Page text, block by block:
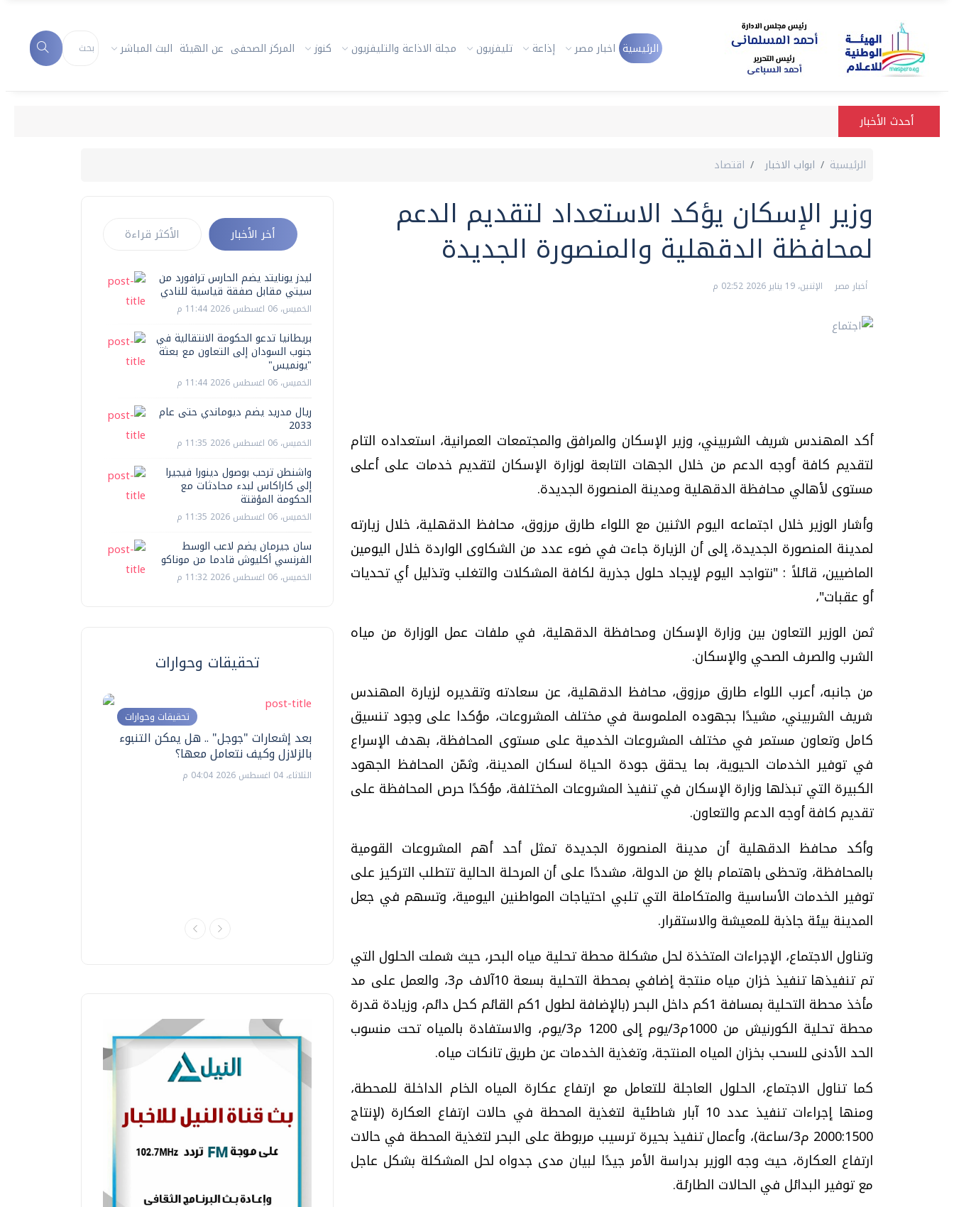
الرئيسية اخبار مصر إذاعة تليفزيون مجلة الاذاعة والتليفزيون كنوز المركز الصحفى عن الهيئة البث المباشر
أحدث الأخبار
الرئيسية ابواب الاخبار اقتصاد
وزير الإسكان يؤكد الاستعداد لتقديم الدعم
لمحافظة الدقهلية والمنصورة الجديدة
أخبار مصر الإثنين، 19 يناير 2026 02:52 م
أكد المهندس شريف الشربيني، وزير الإسكان والمرافق والمجتمعات العمرانية، استعداده التام
لتقديم كافة أوجه الدعم من خلال الجهات التابعة لوزارة الإسكان لتقديم خدمات على أعلى
مستوى لأهالي محافظة الدقهلية ومدينة المنصورة الجديدة.
وأشار الوزير خلال اجتماعه اليوم الاثنين مع اللواء طارق مرزوق، محافظ الدقهلية، خلال زيارته
لمدينة المنصورة الجديدة، إلى أن الزيارة جاءت في ضوء عدد من الشكاوى الواردة خلال اليومين
الماضيين، قائلاً : "نتواجد اليوم لإيجاد حلول جذرية لكافة المشكلات والتغلب وتذليل أي تحديات
أو عقبات"،
ثمن الوزير التعاون بين وزارة الإسكان ومحافظة الدقهلية، في ملفات عمل الوزارة من مياه
الشرب والصرف الصحي والإسكان.
من جانبه، أعرب اللواء طارق مرزوق، محافظ الدقهلية، عن سعادته وتقديره لزيارة المهندس
شريف الشربيني، مشيدًا بجهوده الملموسة في مختلف المشروعات، مؤكدا على وجود تنسيق
كامل وتعاون مستمر في مختلف المشروعات الخدمية على مستوى المحافظة، بهدف الإسراع
في توفير الخدمات الحيوية، بما يحقق جودة الحياة لسكان المدينة، وثمّن المحافظ الجهود
الكبيرة التي تبذلها وزارة الإسكان في تنفيذ المشروعات المختلفة، مؤكدًا حرص المحافظة على
تقديم كافة أوجه الدعم والتعاون.
وأكد محافظ الدقهلية أن مدينة المنصورة الجديدة تمثل أحد أهم المشروعات القومية
بالمحافظة، وتحظى باهتمام بالغ من الدولة، مشددًا على أن المرحلة الحالية تتطلب التركيز على
توفير الخدمات الأساسية والمتكاملة التي تلبي احتياجات المواطنين اليومية، وتسهم في جعل
المدينة بيئة جاذبة للمعيشة والاستقرار.
وتناول الاجتماع، الإجراءات المتخذة لحل مشكلة محطة تحلية مياه البحر، حيث شملت الحلول التي
تم تنفيذها تنفيذ خزان مياه منتجة إضافي بمحطة التحلية بسعة 10آلاف م3، والعمل على مد
مأخذ محطة التحلية بمسافة 1كم داخل البحر (بالإضافة لطول 1كم القائم كحل دائم، وزيادة قدرة
محطة تحلية الكورنيش من 1000م3/يوم إلى 1200 م3/يوم، والاستفادة بالمياه تحت منسوب
الحد الأدنى للسحب بخزان المياه المنتجة، وتغذية الخدمات عن طريق تانكات مياه.
كما تناول الاجتماع، الحلول العاجلة للتعامل مع ارتفاع عكارة المياه الخام الداخلة للمحطة،
ومنها إجراءات تنفيذ عدد 10 آبار شاطئية لتغذية المحطة في حالات ارتفاع العكارة (لإنتاج
2000:1500 م3/ساعة)، وأعمال تنفيذ بحيرة ترسيب مربوطة على البحر لتغذية المحطة في حالات
ارتفاع العكارة، حيث وجه الوزير بدراسة الأمر جيدًا لبيان مدى جدواه لحل المشكلة بشكل عاجل
مع توفير البدائل في الحالات الطارئة.
أخر الأخبار الأكثر قراءة
ليدز يونايتد يضم الحارس ترافورد من
سيتي مقابل صفقة قياسية للنادي
الخميس، 06 اغسطس 2026 11:44 م
بريطانيا تدعو الحكومة الانتقالية في
جنوب السودان إلى التعاون مع بعثة
"يونميس"
الخميس، 06 اغسطس 2026 11:44 م
ريال مدريد يضم ديوماندي حتى عام
2033
الخميس، 06 اغسطس 2026 11:35 م
واشنطن ترحب بوصول دينورا فيجيرا
إلى كاراكاس لبدء محادثات مع
الحكومة المؤقتة
الخميس، 06 اغسطس 2026 11:35 م
سان جيرمان يضم لاعب الوسط
الفرنسي أكليوش قادما من موناكو
الخميس، 06 اغسطس 2026 11:32 م
تحقيقات وحوارات
تحقيقات وحوارات
بعد إشعارات "جوجل" .. هل يمكن التنبوء
بالزلازل وكيف نتعامل معها؟
الثلاثاء، 04 اغسطس 2026 04:04 م
تحقيقات وحوارات
دليلك للتنسيق الجامعي .. تساؤلات
وإجابات
السبت، 01 اغسطس 2026 10:25 ص
تحقيقات وحوارات
فيديو.. الإعلام الرقمي.. تقنيات واعدة
وتحديات هائلة
الخميس، 30 يوليو 2026 01:09 م
تحقيقات وحوارات
موجات الطقس الساخنة.. لماذا تحدث وكيف